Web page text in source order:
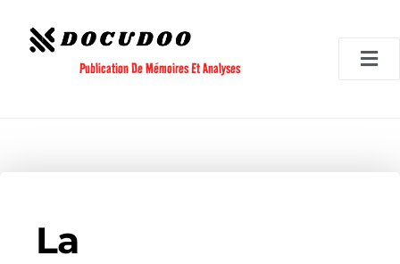
contenu
Publication De Mémoires Et Analyses
La